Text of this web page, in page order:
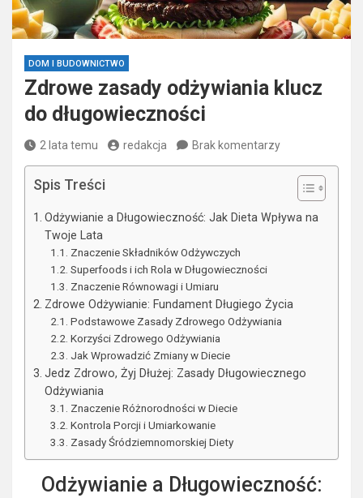
DOM I BUDOWNICTWO
Zdrowe zasady odżywiania klucz
do długowieczności
2 lata temu redakcja Brak komentarzy
Spis Treści
Odżywianie a Długowieczność: Jak Dieta Wpływa na
Twoje Lata
Znaczenie Składników Odżywczych
Superfoods i ich Rola w Długowieczności
Znaczenie Równowagi i Umiaru
Zdrowe Odżywianie: Fundament Długiego Życia
Podstawowe Zasady Zdrowego Odżywiania
Korzyści Zdrowego Odżywiania
Jak Wprowadzić Zmiany w Diecie
Jedz Zdrowo, Żyj Dłużej: Zasady Długowiecznego
Odżywiania
Znaczenie Różnorodności w Diecie
Kontrola Porcji i Umiarkowanie
Zasady Śródziemnomorskiej Diety
Odżywianie a Długowieczność: